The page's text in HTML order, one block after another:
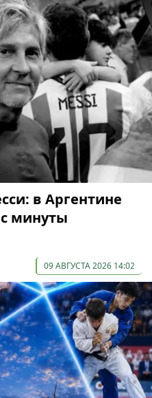
в Аргентине
минуты
09 АВГУСТА 2026 14:02